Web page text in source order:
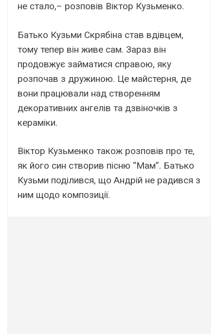
не стало,– розповів Віктор Кузьменко.
Батько Кузьми Скрябіна став вдівцем,
тому тепер він живе сам. Зараз він
продовжує займатися справою, яку
розпочав з дружиною. Це майстерня, де
вони працювали над створенням
декоративних ангелів та дзвіночків з
кераміки.
Віктор Кузьменко також розповів про те,
як його син створив пісню “Мам”. Батько
Кузьми поділився, що Андрій не радився з
ним щодо композиції.